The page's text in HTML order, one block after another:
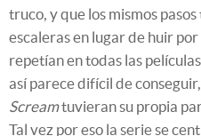
truco, y que los mismos
escaleras en lugar de huir
repetían en todas las
así parece difícil de
Screamtuvieran su propia
Tal vez por eso la serie se